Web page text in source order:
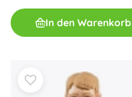
In den Warenkorb